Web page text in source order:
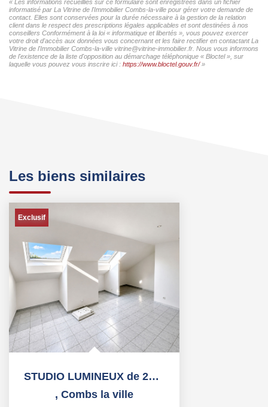
« Les informations recueillies sur ce formulaire sont enregistrées dans un fichier
informatisé par La Vitrine de l'Immobilier Combs-la-ville pour gérer votre demande de
contact. Elles sont conservées pour la durée nécessaire à la gestion de la relation
client dans le respect des prescriptions légales applicables et sont destinées à nos
conseillers Conformément à la loi « informatique et libertés », vous pouvez exercer
votre droit d'accès aux données vous concernant et les faire rectifier en contactant La
Vitrine de l'Immobilier Combs-la-ville vitrine@vitrine-immobilier.fr. Nous vous informons
de l'existence de la liste d'opposition au démarchage téléphonique « Bloctel », sur
laquelle vous pouvez vous inscrire ici : https://www.bloctel.gouv.fr/»
Les biens similaires
Exclusif
STUDIO LUMINEUX de 25m² COMBS LA VILLE
, Combs la ville